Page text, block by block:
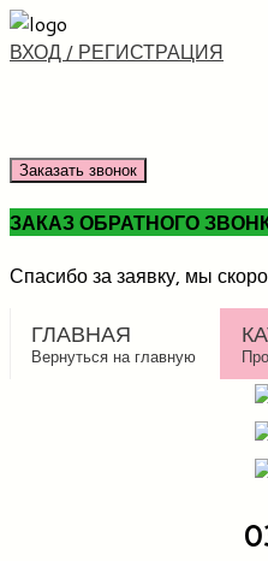
ВХОД / РЕГИСТРАЦИЯ
Заказать звонок
ЗАКАЗ ОБРАТНОГО
Спасибо за заявку, мы
ГЛАВНАЯ
Вернуться на главную